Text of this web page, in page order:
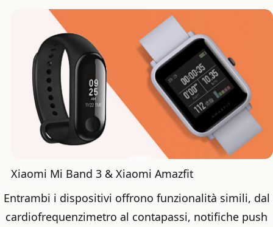
Xiaomi Mi Band 3 & Xiaomi Amazfit
Entrambi i dispositivi offrono funzionalità simili, dal
cardiofrequenzimetro al contapassi, notifiche push